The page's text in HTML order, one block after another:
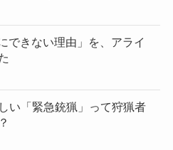
できない理由」を、アライ
い「緊急銃猟」って狩猟者